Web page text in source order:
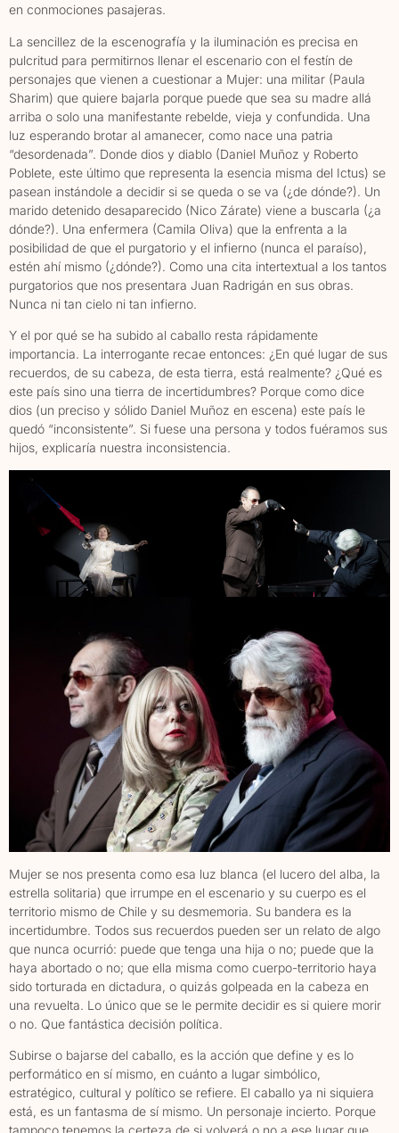
en conmociones pasajeras.
La sencillez de la escenografía y la iluminación es precisa en
pulcritud para permitirnos llenar el escenario con el festín de
personajes que vienen a cuestionar a Mujer: una militar (Paula
Sharim) que quiere bajarla porque puede que sea su madre allá
arriba o solo una manifestante rebelde, vieja y confundida. Una
luz esperando brotar al amanecer, como nace una patria
“desordenada”. Donde dios y diablo (Daniel Muñoz y Roberto
Poblete, este último que representa la esencia misma del Ictus) se
pasean instándole a decidir si se queda o se va (¿de dónde?). Un
marido detenido desaparecido (Nico Zárate) viene a buscarla (¿a
dónde?). Una enfermera (Camila Oliva) que la enfrenta a la
posibilidad de que el purgatorio y el infierno (nunca el paraíso),
estén ahí mismo (¿dónde?). Como una cita intertextual a los tantos
purgatorios que nos presentara Juan Radrigán en sus obras.
Nunca ni tan cielo ni tan infierno.
Y el por qué se ha subido al caballo resta rápidamente
importancia. La interrogante recae entonces: ¿En qué lugar de sus
recuerdos, de su cabeza, de esta tierra, está realmente? ¿Qué es
este país sino una tierra de incertidumbres? Porque como dice
dios (un preciso y sólido Daniel Muñoz en escena) este país le
quedó “inconsistente”. Si fuese una persona y todos fuéramos sus
hijos, explicaría nuestra inconsistencia.
Mujer se nos presenta como esa luz blanca (el lucero del alba, la
estrella solitaria) que irrumpe en el escenario y su cuerpo es el
territorio mismo de Chile y su desmemoria. Su bandera es la
incertidumbre. Todos sus recuerdos pueden ser un relato de algo
que nunca ocurrió: puede que tenga una hija o no; puede que la
haya abortado o no; que ella misma como cuerpo-territorio haya
sido torturada en dictadura, o quizás golpeada en la cabeza en
una revuelta. Lo único que se le permite decidir es si quiere morir
o no. Que fantástica decisión política.
Subirse o bajarse del caballo, es la acción que define y es lo
performático en sí mismo, en cuánto a lugar simbólico,
estratégico, cultural y político se refiere. El caballo ya ni siquiera
está, es un fantasma de sí mismo. Un personaje incierto. Porque